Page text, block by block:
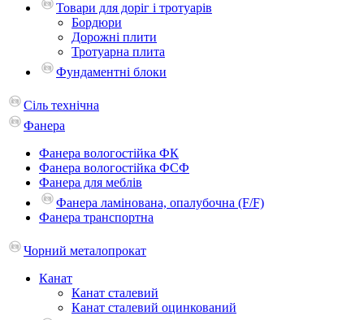
Товари для доріг і тротуарів
Бордюри
Дорожні плити
Тротуарна плита
Фундаментні блоки
Сіль технічна
Фанера
Фанера вологостійка ФК
Фанера вологостійка ФСФ
Фанера для меблів
Фанера ламінована, опалубочна (F/F)
Фанера транспортна
Чорний металопрокат
Канат
Канат сталевий
Канат сталевий оцинкований